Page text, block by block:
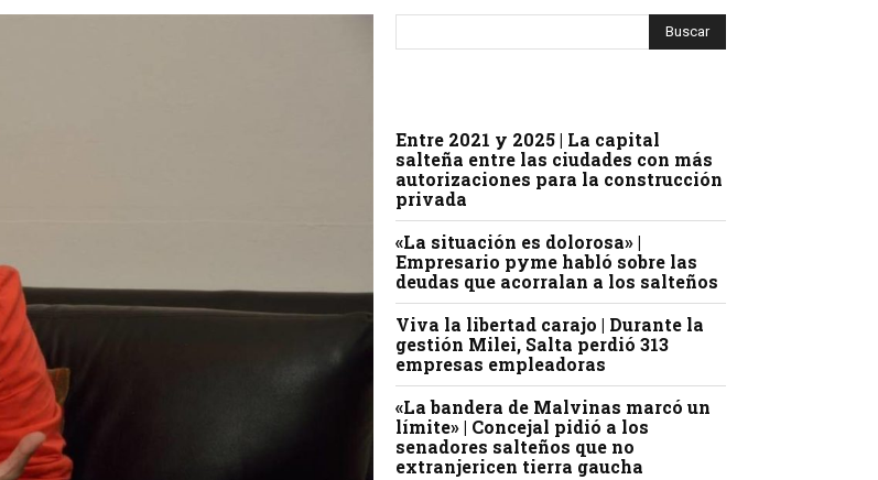
Entre 2021 y 2025 | La capital
salteña entre las ciudades con más
autorizaciones para la construcción
privada
«La situación es dolorosa» |
Empresario pyme habló sobre las
deudas que acorralan a los salteños
Viva la libertad carajo | Durante la
gestión Milei, Salta perdió 313
empresas empleadoras
«La bandera de Malvinas marcó un
límite» | Concejal pidió a los
senadores salteños que no
extranjericen tierra gaucha